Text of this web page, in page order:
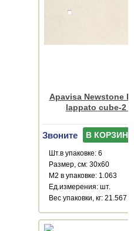
Apavisa Newstone
lappato cube-2
Звоните В КОРЗИНУ
Шт.в упаковке: 6
Размер, см: 30x60
М2 в упаковке: 1.063
Ед.измерения: шт.
Веc упаковки, кг: 21.567